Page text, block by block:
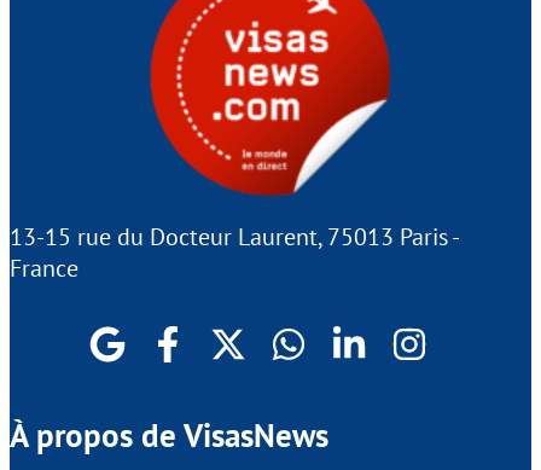
13-15 rue du Docteur Laurent, 75013 Paris -
France
À propos de VisasNews